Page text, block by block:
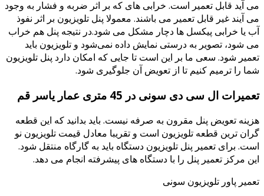
آید قابل تعمیر است. خرابی های که بر اثر ضربه و فشار به وجود
آیند غیر قابل تعمیر می باشند. معمولا پنل تلویزیون بر اثر نفوذ
یا خرابی پیکسل ها دچار مشکل می شود.در نتیجه پنل هم خراب
شود، تصویر به درستی نمایش داده نمی‌شود و تلویزیون باید
شود. سعی ما بر این است تا جایی که امکان دارد پنل تلویزیون
را ترمیم کنیم تا از تعویض آن جلوگیری شود.
ال سی دی سونی در 45 متری عمار یاسر قم
تعویض پنل مقرون به صرفه نیست. باید بدانید که این قطعه
ترین قطعه تلویزیون است و تقریبا معادل قیمت تلویزیون نو
برای تعمیر پنل تلویزیون دستگاه باید به گارگاه منتقل شود.
مرکز تعمیر پنل را با دستگاه های پیشرفته انجام می دهد.
پاور تلویزیون سونی